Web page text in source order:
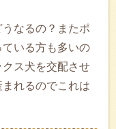
なるの？またポ
いる方も多いの
ス犬を交配させ
れるのでこれは